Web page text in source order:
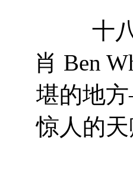
十八
肖 Ben
堪的地
惊人的